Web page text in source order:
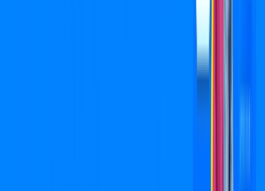
Jogue online com estabilidade, velocidade e sem lag